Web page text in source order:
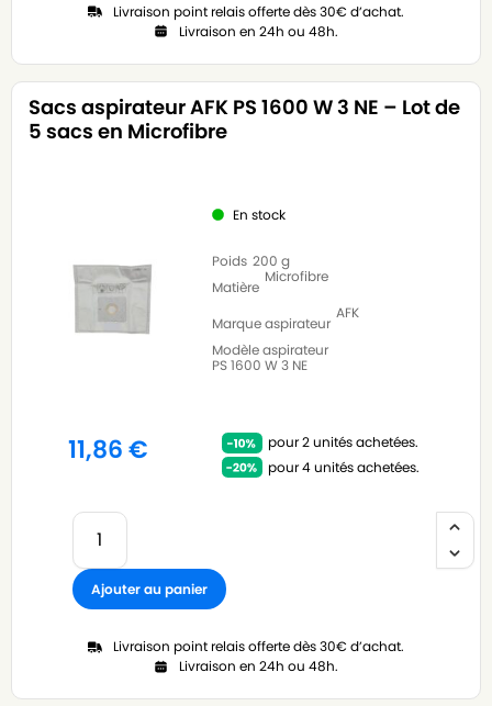
Livraison point relais offerte dès 30€ d’achat.
Livraison en 24h ou 48h.
Sacs aspirateur AFK PS 1600 W 3 NE – Lot de
5 sacs en Microfibre
En stock
Poids 200 g
Matière
Microfibre
Marque aspirateur
AFK
Modèle aspirateur
PS 1600 W 3 NE
11,86€
pour 2 unités achetées.
pour 4 unités achetées.
Ajouter au panier
Livraison point relais offerte dès 30€ d’achat.
Livraison en 24h ou 48h.